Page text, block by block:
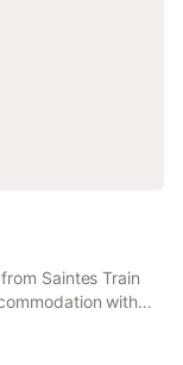
Saintes Train
with